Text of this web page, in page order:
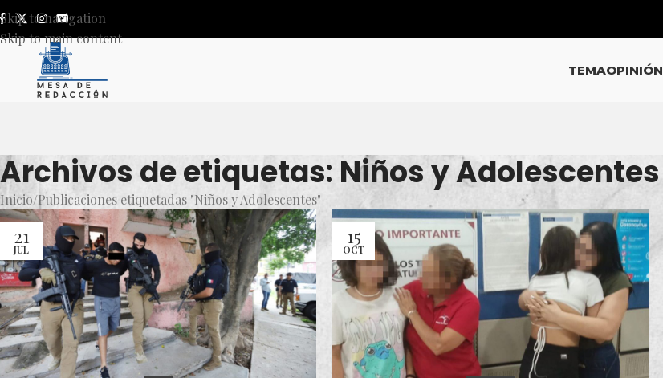
Skip to navigation
Skip to main content
TEMAOPINIÓN
Archivos de etiquetas: Niños y Adolescentes
Inicio Publicaciones etiquetadas "Niños y Adolescentes"
21
JUL
15
OCT